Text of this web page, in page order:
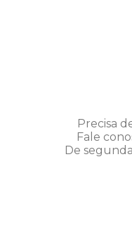
Precisa
Fale
De